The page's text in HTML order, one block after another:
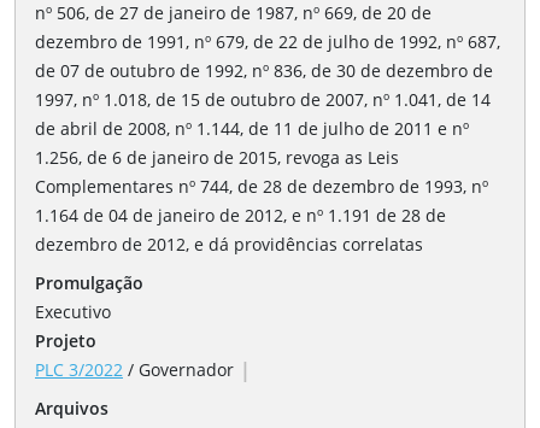
nº 506, de 27 de janeiro de 1987, nº 669, de 20 de
dezembro de 1991, nº 679, de 22 de julho de 1992, nº 687,
de 07 de outubro de 1992, nº 836, de 30 de dezembro de
1997, nº 1.018, de 15 de outubro de 2007, nº 1.041, de 14
de abril de 2008, nº 1.144, de 11 de julho de 2011 e nº
1.256, de 6 de janeiro de 2015, revoga as Leis
Complementares nº 744, de 28 de dezembro de 1993, nº
1.164 de 04 de janeiro de 2012, e nº 1.191 de 28 de
dezembro de 2012, e dá providências correlatas
Promulgação
Executivo
Projeto
PLC 3/2022 / Governador |
Arquivos